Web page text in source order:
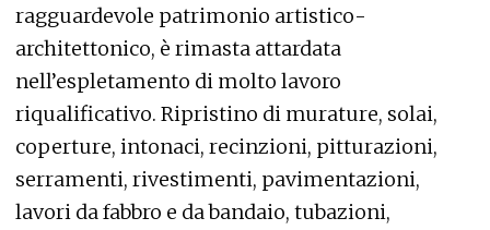
ragguardevole patrimonio artistico-
architettonico, è rimasta attardata
nell’espletamento di molto lavoro
riqualificativo. Ripristino di murature, solai,
coperture, intonaci, recinzioni, pitturazioni,
serramenti, rivestimenti, pavimentazioni,
lavori da fabbro e da bandaio, tubazioni,